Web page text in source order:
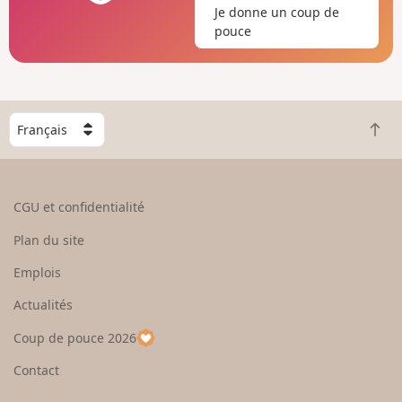
Je donne un coup de
pouce
C
h
o
e
u
p
a
R
e
CGU et confidentialité
Plan du site
Emplois
Actualités
Coup de pouce 2026
Contact